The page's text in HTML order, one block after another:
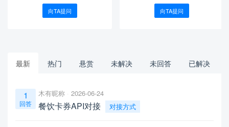
向TA提问 向TA提问
最新 热门 悬赏 未解决 未回答 已解决
1
回答
木有昵称 2026-06-24
餐饮卡券API对接 对接方式